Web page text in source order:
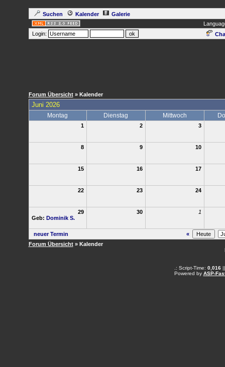
Suchen Kalender
Galerie
Login:
Forum Übersicht» Kalender
Juni 2026
Montag Dienstag Mittwoch
1 2 3
8 9 10
15 16 17
22 23 24
29
Geb: Dominik S.
30 1
neuer Termin
«
Forum Übersicht» Kalender
.: Script-Time: 0,016||
Powered by ASP-